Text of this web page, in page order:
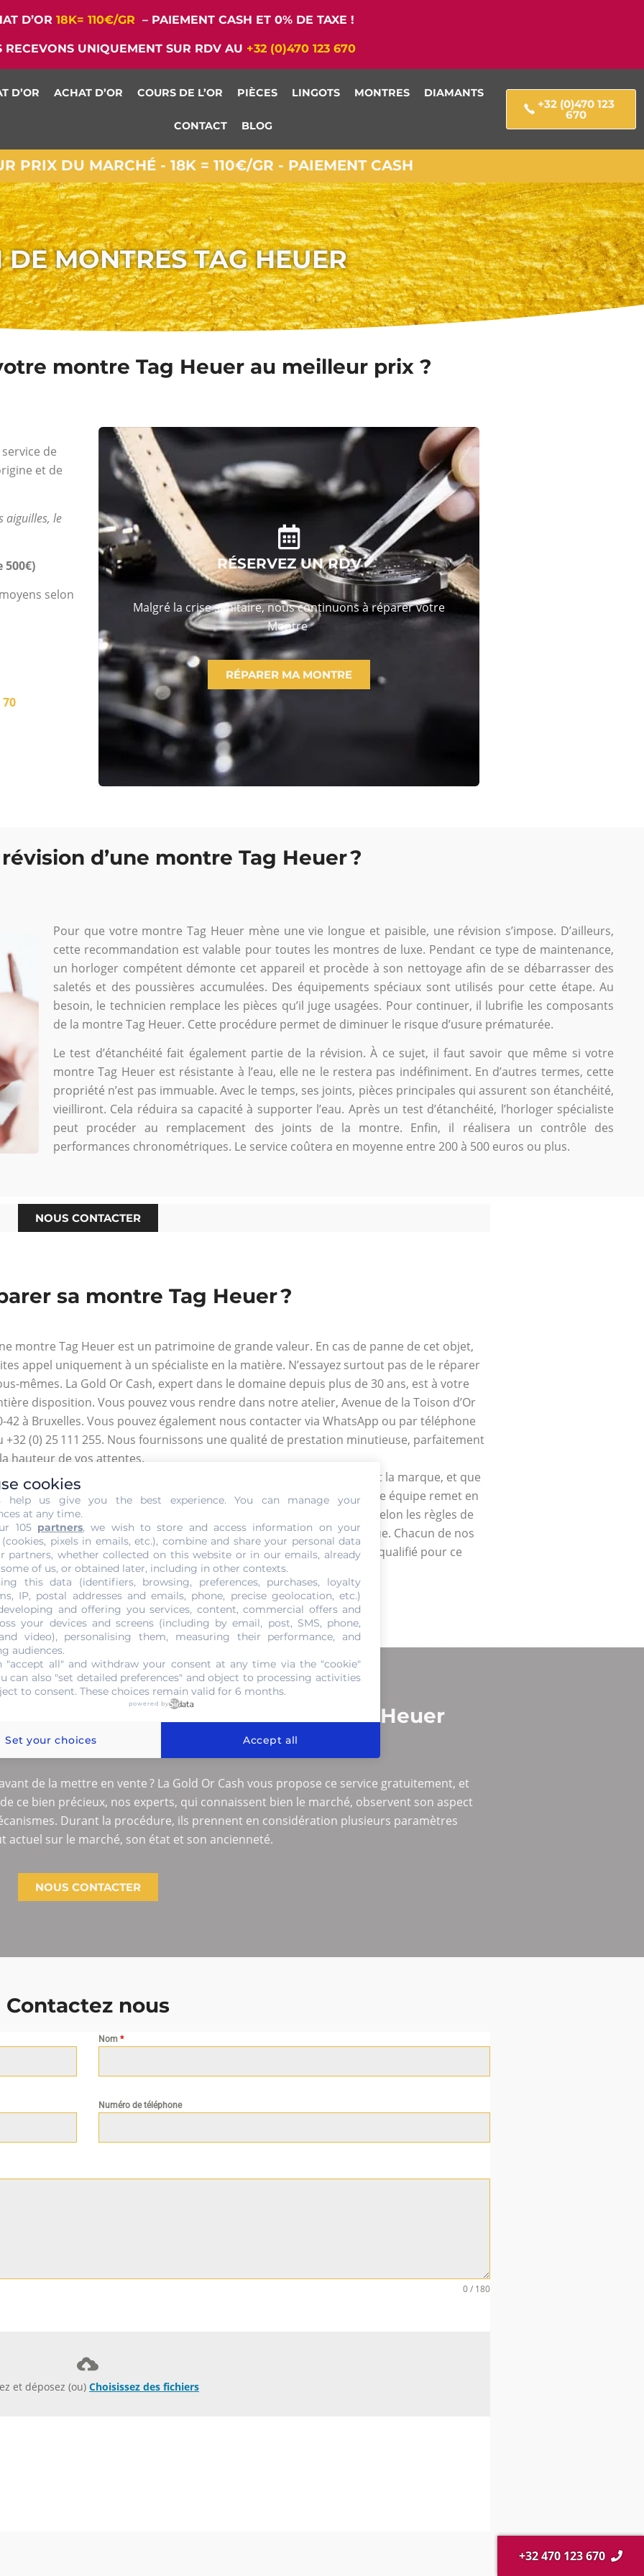
D’OR 18K= 110€/GR – PAIEMENT CASH ET 0% DE TAXE !
RECEVONS UNIQUEMENT SUR RDV AU +32 (0)470 123 670
D’OR ACHAT D’OR COURS DE L’OR PIÈCES LINGOTS MONTRES DIAMANTS
CONTACT BLOG
+32 (0)470 123
670
PRIX DU MARCHÉ - 18K = 110€/GR - PAIEMENT CASH
MONTRES TAG HEUER
montre Tag Heuer au meilleur prix ?
de
et de
aiguilles, le
500€)
selon
70
RÉSERVEZ UN RDV
Malgré la crise sanitaire, nous continuons à réparer votre
Montre
RÉPARER MA MONTRE
d’une montre Tag Heuer ?
Pour que votre montre Tag Heuer mène une vie longue et paisible, une révision s’impose. D’ailleurs,
cette recommandation est valable pour toutes les montres de luxe. Pendant ce type de maintenance,
un horloger compétent démonte cet appareil et procède à son nettoyage afin de se débarrasser des
saletés et des poussières accumulées. Des équipements spéciaux sont utilisés pour cette étape. Au
besoin, le technicien remplace les pièces qu’il juge usagées. Pour continuer, il lubrifie les composants
de la montre Tag Heuer. Cette procédure permet de diminuer le risque d’usure prématurée.
Le test d’étanchéité fait également partie de la révision. À ce sujet, il faut savoir que même si votre
montre Tag Heuer est résistante à l’eau, elle ne le restera pas indéfiniment. En d’autres termes, cette
propriété n’est pas immuable. Avec le temps, ses joints, pièces principales qui assurent son étanchéité,
vieilliront. Cela réduira sa capacité à supporter l’eau. Après un test d’étanchéité, l’horloger spécialiste
peut procéder au remplacement des joints de la montre. Enfin, il réalisera un contrôle des
performances chronométriques. Le service coûtera en moyenne entre 200 à 500 euros ou plus.
NOUS CONTACTER
sa montre Tag Heuer ?
montre Tag Heuer est un patrimoine de grande valeur. En cas de panne de cet objet,
appel uniquement à un spécialiste en la matière. N’essayez surtout pas de le réparer
mêmes. La Gold Or Cash, expert dans le domaine depuis plus de 30 ans, est à votre
disposition. Vous pouvez vous rendre dans notre atelier, Avenue de la Toison d’Or
42 à Bruxelles. Vous pouvez également nous contacter via WhatsApp ou par téléphone
+32 (0) 25 111 255. Nous fournissons une qualité de prestation minutieuse, parfaitement
hauteur de vos attentes.
Gold Or Cash intervient sur tous les types de montres, quelle que soit la marque, et que
soit une montre mécanique simple ou à remontage automatique. Une équipe remet en
ou remplace les éléments défectueux de votre montre Tag Heuer, selon les règles de
Cette enseigne dispose des pièces d’origine de cette célèbre marque. Chacun de nos
jouit d’une habileté manuelle particulière. Chacun d’eux est qualifié pour ce
engagement de votre montre Tag Heuer
OU SANS RENDEZ-VOUS
de la mettre en vente ? La Gold Or Cash vous propose ce service gratuitement, et
ce bien précieux, nos experts, qui connaissent bien le marché, observent son aspect
Durant la procédure, ils prennent en considération plusieurs paramètres
actuel sur le marché, son état et son ancienneté.
NOUS CONTACTER
Contactez nous
Nom *
Numéro de téléphone
0 / 180
et déposez (ou) Choisissez des fichiers
+32 470 123 670
cookies
help us give you the best experience. You can manage your
at any time.
105 partners, we wish to store and access information on your
(cookies, pixels in emails, etc.), combine and share your personal data
partners, whether collected on this website or in our emails, already
of us, or obtained later, including in other contexts.
this data (identifiers, browsing, preferences, purchases, loyalty
IP, postal addresses and emails, phone, precise geolocation, etc.)
and offering you services, content, commercial offers and
your devices and screens (including by email, post, SMS, phone,
video), personalising them, measuring their performance, and
audiences.
"accept all" and withdraw your consent at any time via the "cookie"
can also "set detailed preferences" and object to processing activities
to consent. These choices remain valid for 6 months.
powered by
Set your choices Accept all